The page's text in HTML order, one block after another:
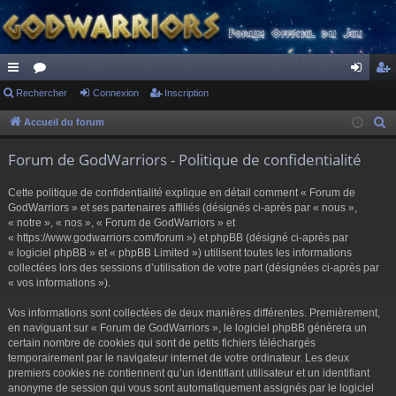
ac
co
s
or
u ne cri
Rechercher Connexion Inscription
Accueil du forum
Forum de GodWarriors - Politique de confidentialité
Cette politique de confidentialité explique en détail comment « Forum de
GodWarriors » et ses partenaires affiliés (désignés ci-après par « nous »,
« notre », « nos », « Forum de GodWarriors » et
« https://www.godwarriors.com/forum ») et phpBB (désigné ci-après par
« logiciel phpBB » et « phpBB Limited ») utilisent toutes les informations
collectées lors des sessions d’utilisation de votre part (désignées ci-après par
« vos informations »).
Vos informations sont collectées de deux manières différentes. Premièrement,
en naviguant sur « Forum de GodWarriors », le logiciel phpBB génèrera un
certain nombre de cookies qui sont de petits fichiers téléchargés
temporairement par le navigateur internet de votre ordinateur. Les deux
premiers cookies ne contiennent qu’un identifiant utilisateur et un identifiant
anonyme de session qui vous sont automatiquement assignés par le logiciel